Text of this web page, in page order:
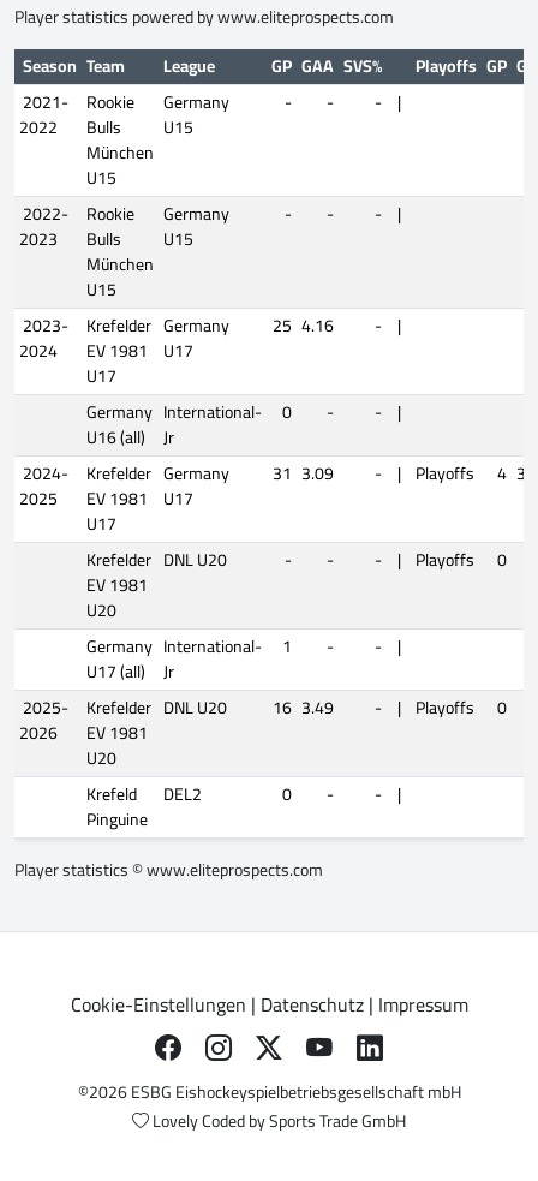
Player statistics powered bywww.eliteprospects.com
Season Team League GP GAA SVS% Playoffs GP
2021-
2022
Rookie
Bulls
München
U15
Germany
U15
- - - |
2022-
2023
Rookie
Bulls
München
U15
Germany
U15
- - - |
2023-
2024
Krefelder
EV 1981
U17
Germany
U17
25 4.16 - |
Germany
U16 (all)
International-
Jr
0 - - |
2024-
2025
Krefelder
EV 1981
U17
Germany
U17
31 3.09 - | Playoffs 4
Krefelder
EV 1981
U20
DNL U20 - - - | Playoffs 0
Germany
U17 (all)
International-
Jr
1 - - |
2025-
2026
Krefelder
EV 1981
U20
DNL U20 16 3.49 - | Playoffs 0
Krefeld
Pinguine
DEL2 0 - - |
Player statistics ©www.eliteprospects.com
Cookie-Einstellungen | Datenschutz| Impressum
©2026 ESBG Eishockeyspielbetriebsgesellschaft mbH
Lovely Coded bySports Trade GmbH